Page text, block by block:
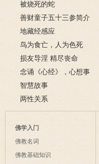
上纵欲酿车祸被烧死
被烧死的蛇
善财童子五十三参简介
地藏经感应
鸟为食亡，人为色死
损友导淫 精尽丧命
念诵《心经》，心想事
成
智慧故事
两性关系
佛学入门
佛教名词
佛教基础知识